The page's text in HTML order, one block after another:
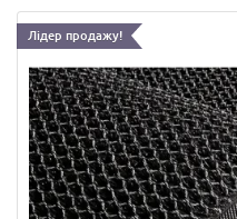
Лідер продажу!